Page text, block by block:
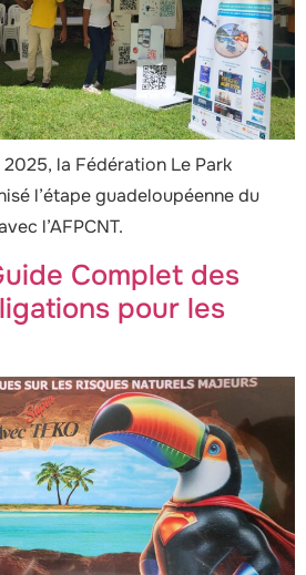
2025, la Fédération Le Park
l’étape guadeloupéenne du
l’AFPCNT.
Complet des
pour les